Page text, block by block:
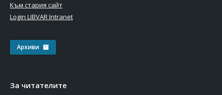
Към стария сайт
Login LIBVAR Intranet
Архиви
За читателите